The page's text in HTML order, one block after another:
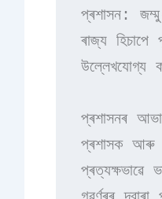
প্ৰশাসন:
ৰাজ্য হিচাপে
উল্লেখযোগ্য
প্ৰশাসনৰ
প্ৰশাসক আৰু
প্ৰত্যক্ষভাৱে